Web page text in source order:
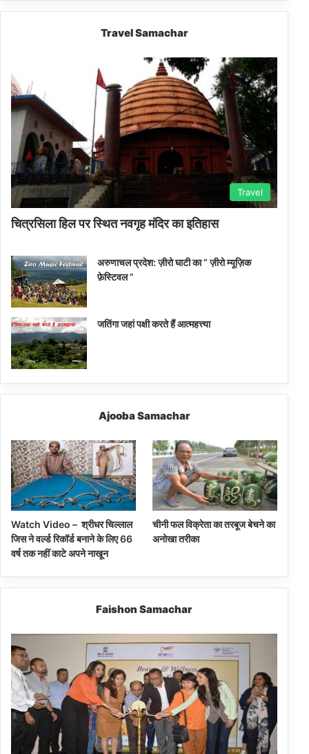
Travel Samachar
Travel
चित्रसिला हिल पर स्थित नवगृह मंदिर का इतिहास
अरुणाचल प्रदेश: ज़ीरो घाटी का ” ज़ीरो म्यूज़िक
फ़ेस्टिवल ”
जतिंगा जहां पक्षी करते हैं आत्महत्त्या
Ajooba Samachar
Watch Video – श्रीधर चिल्लाल
जिस ने वर्ल्ड रिकॉर्ड बनाने के लिए 66
वर्ष तक नहीं काटे अपने नाखून
चीनी फल विक्रेता का तरबूज बेचने का
अनोखा तरीका
Faishon Samachar